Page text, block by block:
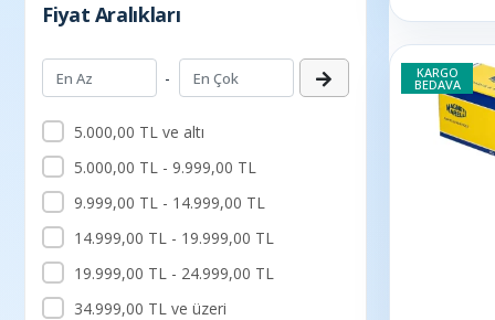
DAYCO
DELPHI
DENSO
ESER
FEBİ
Filtron
GARRETT
GATES
GUA
Fiyat Aralıkları
-
5.000,00 TL ve altı
5.000,00 TL - 9.999,00 TL
9.999,00 TL - 14.999,00 TL
14.999,00 TL - 19.999,00 TL
19.999,00 TL - 24.999,00 TL
34.999,00 TL ve üzeri
KARGO
BEDAVA